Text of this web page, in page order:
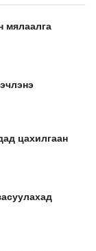
мялаалга
цахилгаан